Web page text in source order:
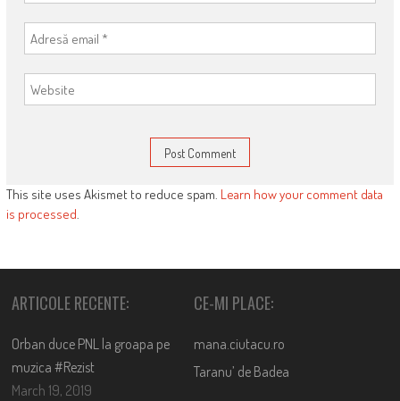
This site uses Akismet to reduce spam. Learn how your comment data
is processed.
ARTICOLE RECENTE:
Orban duce PNL la groapa pe
muzica #Rezist
March 19, 2019
CE-MI PLACE:
mana.ciutacu.ro
Taranu’ de Badea